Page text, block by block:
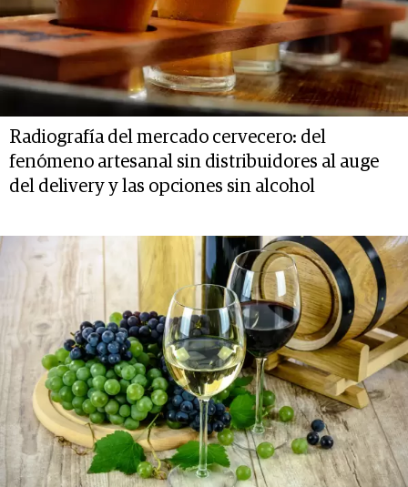
Radiografía del mercado cervecero: del
fenómeno artesanal sin distribuidores al auge
del delivery y las opciones sin alcohol